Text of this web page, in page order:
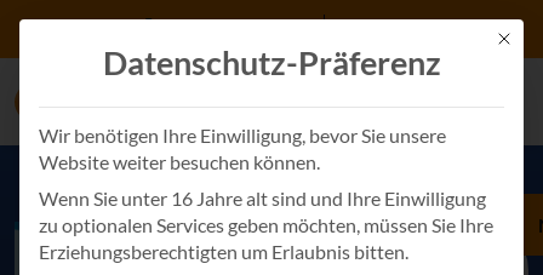
Zum Inhalt springen
Mit
Datenschutz-Präferenz
Wir benötigen Ihre Einwilligung, bevor Sie unsere
Website weiter besuchen können.
Wenn Sie unter 16 Jahre alt sind und Ihre Einwilligung
zu optionalen Services geben möchten, müssen Sie Ihre
Erziehungsberechtigten um Erlaubnis bitten.